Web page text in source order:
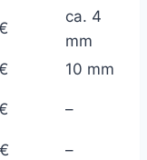
ca. 4
mm
10 mm
–
–